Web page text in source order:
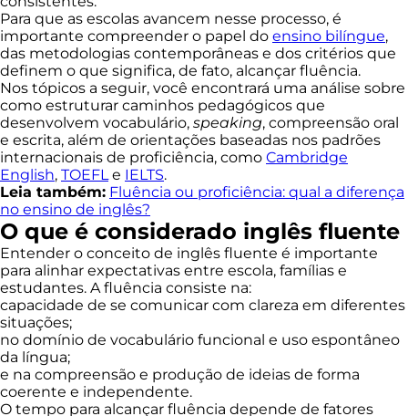
Para que as escolas avancem nesse processo, é
importante compreender o papel do ensino bilíngue,
das metodologias contemporâneas e dos critérios que
definem o que significa, de fato, alcançar fluência.
Nos tópicos a seguir, você encontrará uma análise sobre
como estruturar caminhos pedagógicos que
desenvolvem vocabulário, speaking, compreensão oral
e escrita, além de orientações baseadas nos padrões
internacionais de proficiência, como Cambridge
English, TOEFLe IELTS.
Leia também: Fluência ou proficiência: qual a diferença
no ensino de inglês?
O que é considerado inglês fluente
Entender o conceito de inglês fluente é importante
para alinhar expectativas entre escola, famílias e
estudantes. A fluência consiste na:
capacidade de se comunicar com clareza em diferentes
situações;
no domínio de vocabulário funcional e uso espontâneo
da língua;
e na compreensão e produção de ideias de forma
coerente e independente.
O tempo para alcançar fluência depende de fatores